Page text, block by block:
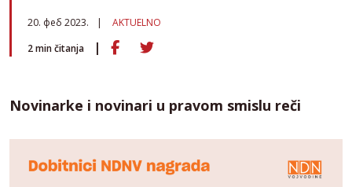
20. феб 2023.
AKTUELNO
2min čitanja
Novinarke i novinari u pravom smislu reči